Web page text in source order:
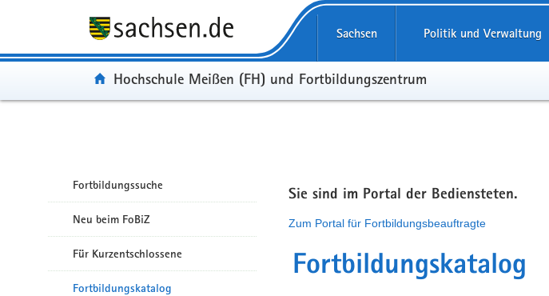
Sachsen Politik und Verwaltung
Portal:
Hochschule Meißen (FH) und Fortbildungszentrum
Fortbildungssuche
Neu beim FoBiZ
Für Kurzentschlossene
Fortbildungskatalog
Sie sind im Portal der Bediensteten.
Zum Portal für Fortbildungsbeauftragte
Fortbildungskatalog